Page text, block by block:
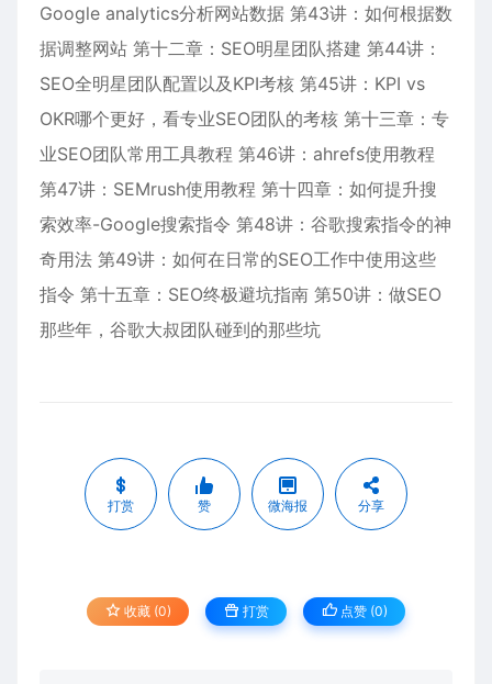
Google analytics分析网站数据 第43讲：如何根据数
据调整网站 第十二章：SEO明星团队搭建 第44讲：
SEO全明星团队配置以及KPI考核 第45讲：KPI vs
OKR哪个更好，看专业SEO团队的考核 第十三章：专
业SEO团队常用工具教程 第46讲：ahrefs使用教程
第47讲：SEMrush使用教程 第十四章：如何提升搜
索效率-Google搜索指令 第48讲：谷歌搜索指令的神
奇用法 第49讲：如何在日常的SEO工作中使用这些
指令 第十五章：SEO终极避坑指南 第50讲：做SEO
那些年，谷歌大叔团队碰到的那些坑
打赏 赞 微海报 分享
收藏 (0) 打赏 点赞 (0)